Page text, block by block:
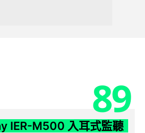
89
IER-M500 入耳式監聽